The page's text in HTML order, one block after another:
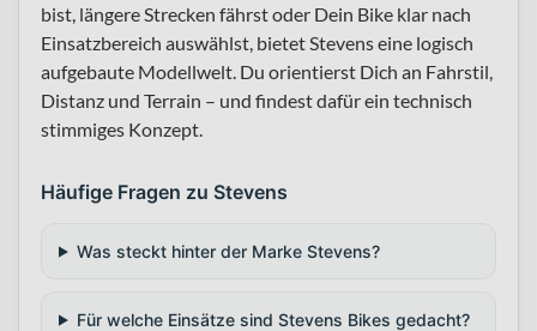
bist, längere Strecken fährst oder Dein Bike klar nach
Einsatzbereich auswählst, bietet Stevens eine logisch
aufgebaute Modellwelt. Du orientierst Dich an Fahrstil,
Distanz und Terrain – und findest dafür ein technisch
stimmiges Konzept.
Häufige Fragen zu Stevens
Was steckt hinter der Marke Stevens?
Für welche Einsätze sind Stevens Bikes gedacht?